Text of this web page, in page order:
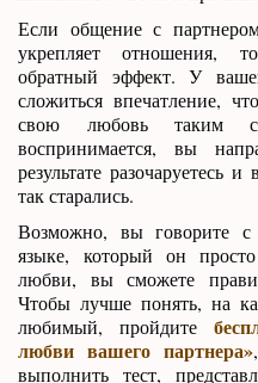
Если общение с
укрепляет отношения,
обратный эффект. У
сложиться впечатление,
свою любовь таким
воспринимается, вы
результате разочаруетесь
так старались.
Возможно, вы говорите с
языке, который он
любви, вы сможете
Чтобы лучше понять, на
любимый, пройдите
любви вашего партнера»
выполнить тест,